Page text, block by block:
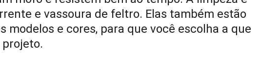
e vassoura de feltro. Elas também estão
modelos e cores, para que você escolha a que
projeto.